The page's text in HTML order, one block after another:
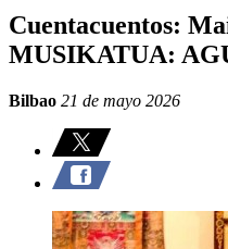
Cuentacuentos:
MUSIKATUA:
Bilbao 21 de mayo 2026